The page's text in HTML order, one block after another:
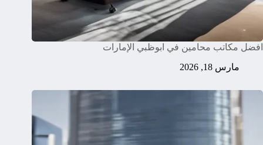
افضل مكاتب محامين في ابوظبي الإمارات
مارس 18, 2026